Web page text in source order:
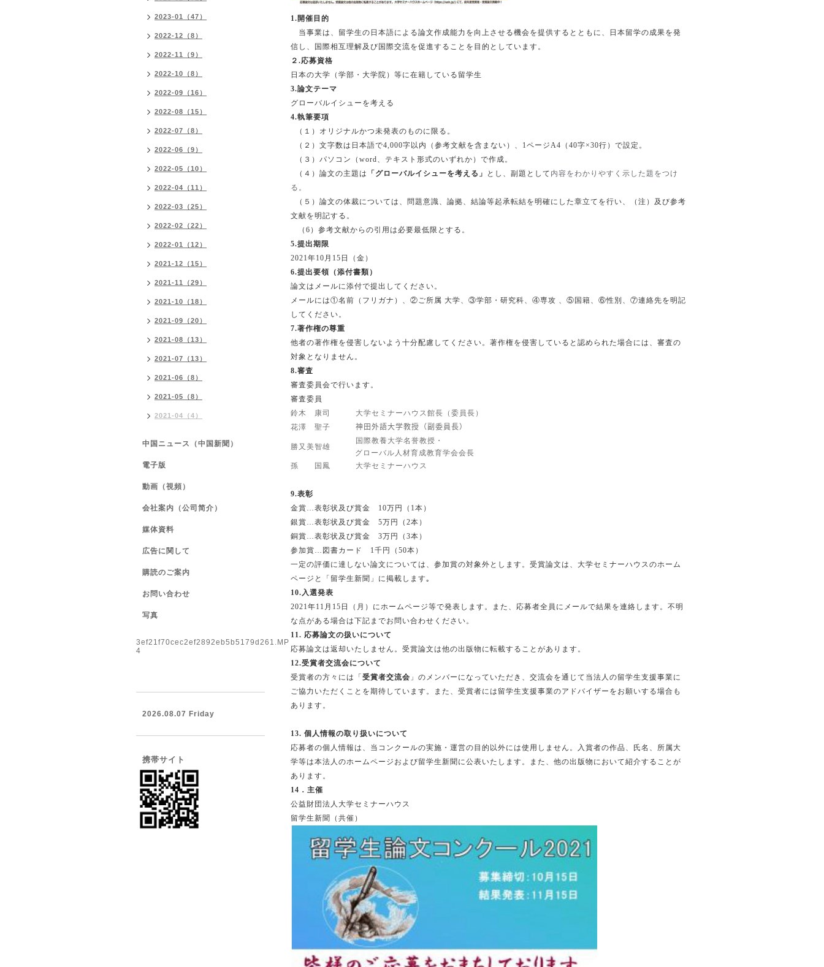
1. 開催目的
当事業は、留学生の日本語による論文作成能力を向上させる機会を提供するとともに、日本留学の成果を発
信し、国際相互理解及び国際交流を促進することを目的としています。
２ .応募資格
日本の大学（学部・大学院）等に在籍している留学生
3.論文テーマ
グローバルイシューを考える
4.執筆要項
（１）オリジナルかつ未発表のものに限る。
（２）文字数は日本語で4,000字以内（参考文献を含まない）、 1ページA4 （ 40字×30行）で設定。
（３）パソコン（ word、テキスト形式のいずれか）で作成。
（４）論文の主題は
「グローバルイシューを考える」 とし、副題として 内容をわかりやすく示した題をつけ
る。
（５）論文の体裁については、問題意識、論拠、結論等起承転結を明確にした章立てを行い、（注）及び参考
文献を明記する。
（ 6 ）参考文献からの引用は必要最低限とする。
5.提出期限
2021年10 月 15 日（金）
6.提出要領（添付書類）
論文はメールに添付で提出してください。
メールには①名前（フリガナ）、②ご所属 大学、③学部・研究科、④専攻 、⑤国籍、⑥性別、⑦連絡先を明記
してください。
7.著作権の尊重
他者の著作権を侵害しないよう十分配慮してください。著作権を侵害していると認められた場合には、審査の
対象となりません。
8.審査
審査委員会で行います。
審査委員
鈴木 康司
大学セミナーハウス館長（委員長）
花澤 聖子
神田外語大学教授（副委員長）
勝又美智雄
国際教養大学名誉教授・
グローバル人材育成教育学会会長
孫 国鳳
大学セミナーハウス
9.表彰
金賞…表彰状及び賞金 10万円（ 1本）
銀賞…表彰状及び賞金 5万円（ 2本）
銅賞…表彰状及び賞金 3万円（ 3本）
参加賞…図書カード 1千円（ 50本）
一定の評価に達しない論文については、参加賞の対象外とします。受賞論文は、大学セミナーハウスのホーム
ページと「留学生新聞」に掲載します｡
10.入選発表
2021年11 月 15 日（月）にホームページ等で発表します。また、応募者全員にメールで結果を連絡します。不明
な点がある場合は下記までお問い合わせください。
11. 応募論文の扱いについて
応募論文は返却いたしません。受賞論文は他の出版物に転載することがあります。
12.受賞者交流会について
受賞者の方々には「 受賞者交流会 」のメンバーになっていただき、交流会を通じて当法人の留学生支援事業に
ご協力いただくことを期待しています。また、受賞者には留学生支援事業のアドバイザーをお願いする場合も
あります。
13. 個人情報の取り扱いについて
応募者の個人情報は、当コンクールの実施・運営の目的以外には使用しません。入賞者の作品、氏名、所属大
学等は本法人のホームページおよび留学生新聞に公表いたします。また、他の出版物において紹介することが
あります。
14 ．主催
公益財団法人大学セミナーハウス
留学生新聞（共催）
2023-01（47）
2022-12（8）
2022-11（9）
2022-10（8）
2022-09（16）
2022-08（15）
2022-07（8）
2022-06（9）
2022-05（10）
2022-04（11）
2022-03（25）
2022-02（22）
2022-01（12）
2021-12（15）
2021-11（29）
2021-10（18）
2021-09（20）
2021-08（13）
2021-07（13）
2021-06（8）
2021-05（8）
2021-04（4）
中国ニュース（中国新聞）
電子版
動画（視頻）
会社案内（公司简介）
媒体資料
広告に関して
購読のご案内
お問い合わせ
写真
3ef21f70cec2ef2892eb5b5179d261.MP
4
2026.08.07 Friday
携帯サイト